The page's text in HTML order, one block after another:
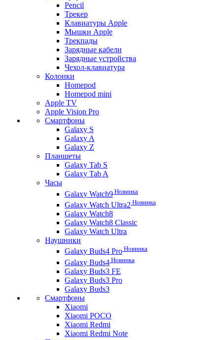
Pencil
Трекер
Клавиатуры Apple
Мышки Apple
Трекпады
Зарядные кабели
Зарядные устройства
Чехол-клавиатура
Колонки
Homepod
Homepod mini
Apple TV
Apple Vision Pro
Смартфоны
Galaxy S
Galaxy A
Galaxy Z
Планшеты
Galaxy Tab S
Galaxy Tab A
Часы
Galaxy Watch9 Новинка
Galaxy Watch Ultra2 Новинка
Galaxy Watch8
Galaxy Watch8 Classic
Galaxy Watch Ultra
Наушники
Galaxy Buds4 Pro Новинка
Galaxy Buds4 Новинка
Galaxy Buds3 FE
Galaxy Buds3 Pro
Galaxy Buds3
Смартфоны
Xiaomi
Xiaomi POCO
Xiaomi Redmi
Xiaomi Redmi Note